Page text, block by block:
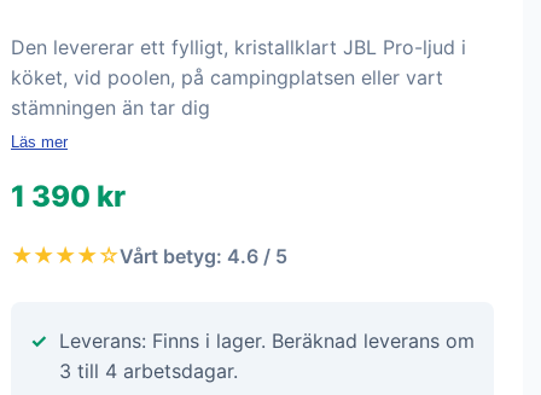
Den levererar ett fylligt, kristallklart JBL Pro-ljud i
köket, vid poolen, på campingplatsen eller vart
stämningen än tar dig
Läs mer
1 390 kr
★★★★☆Vårt betyg: 4.6 / 5
Leverans: Finns i lager. Beräknad leverans om
3 till 4 arbetsdagar.